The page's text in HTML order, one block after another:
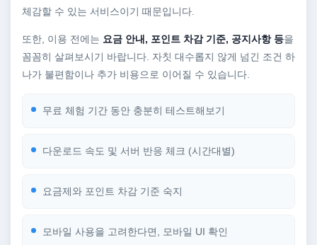
체감할 수 있는 서비스이기 때문입니다.
또한, 이용 전에는 요금 안내, 포인트 차감 기준, 공지사항 등을
꼼꼼히 살펴보시기 바랍니다. 자칫 대수롭지 않게 넘긴 조건 하
나가 불편함이나 추가 비용으로 이어질 수 있습니다.
무료 체험 기간 동안 충분히 테스트해보기
다운로드 속도 및 서버 반응 체크 (시간대별)
요금제와 포인트 차감 기준 숙지
모바일 사용을 고려한다면, 모바일 UI 확인